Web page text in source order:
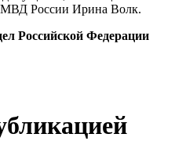
МВД России Ирина Волк.
Российской Федерации